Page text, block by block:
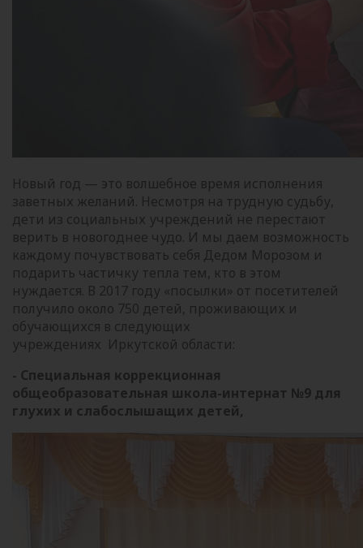
Новый год — это волшебное время исполнения
заветных желаний. Несмотря на трудную судьбу,
дети из социальных учреждений не перестают
верить в новогоднее чудо. И мы даем возможность
каждому почувствовать себя Дедом Морозом и
подарить частичку тепла тем, кто в этом
нуждается. В 2017 году «посылки» от посетителей
получило около 750 детей, проживающих и
обучающихся в следующих
учреждениях Иркутской области:
- Специальная коррекционная
общеобразовательная школа-интернат №9 для
глухих и слабослышащих детей,